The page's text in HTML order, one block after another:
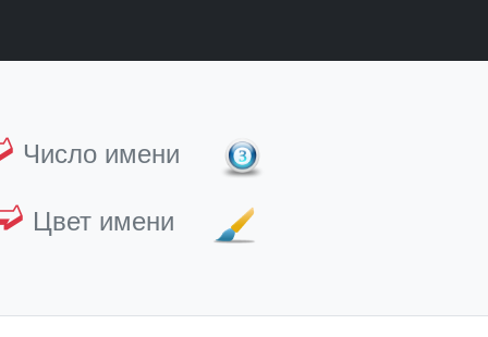
Число имени
Цвет имени